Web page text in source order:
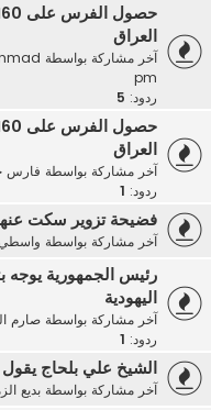
العراق
آخر مشاركة بواسطة
pm
ردود: 5
العراق
آخر مشاركة بواسطة فارس
ردود:
فضيحة تزوير سكت
آخر مشاركة بواسطة واسطي
رئيس الجمهورية يوجه
اليهودية
آخر مشاركة بواسطة صارم
ردود:
الشيخ علي بلحاج يقول
آخر مشاركة بواسطة بديع